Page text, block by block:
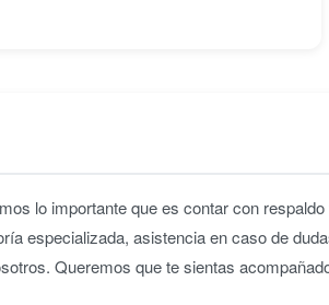
lo importante que es contar con
especializada, asistencia en caso de
Queremos que te sientas